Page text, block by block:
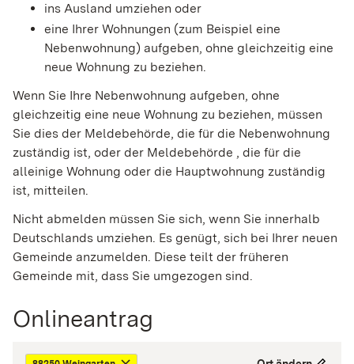
ins Ausland umziehen oder
eine Ihrer Wohnungen (zum Beispiel eine
Nebenwohnung) aufgeben, ohne gleichzeitig eine
neue Wohnung zu beziehen.
Wenn Sie Ihre Nebenwohnung aufgeben, ohne
gleichzeitig eine neue Wohnung zu beziehen, müssen
Sie dies der Meldebehörde, die für die Nebenwohnung
zuständig ist, oder der Meldebehörde , die für die
alleinige Wohnung oder die Hauptwohnung zuständig
ist, mitteilen.
Nicht abmelden müssen Sie sich, wenn Sie innerhalb
Deutschlands umziehen. Es genügt, sich bei Ihrer neuen
Gemeinde anzumelden. Diese teilt der früheren
Gemeinde mit, dass Sie umgezogen sind.
Onlineantrag